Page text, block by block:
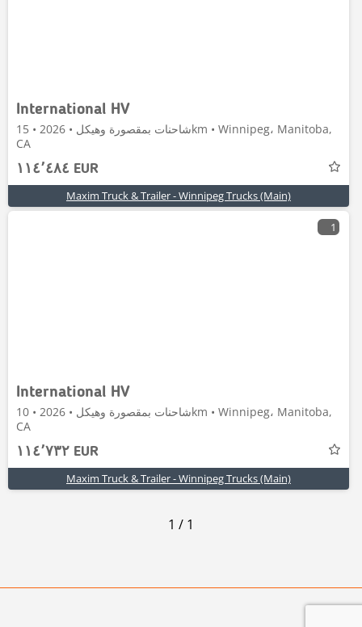
International HV
شاحنات بمقصورة وهيكل • 2026 • 15km • Winnipeg، Manitoba,
CA
١١٤٬٤٨٤ EUR
Maxim Truck & Trailer - Winnipeg Trucks (Main)
1
International HV
شاحنات بمقصورة وهيكل • 2026 • 10km • Winnipeg، Manitoba,
CA
١١٤٬٧٣٢ EUR
Maxim Truck & Trailer - Winnipeg Trucks (Main)
1 / 1